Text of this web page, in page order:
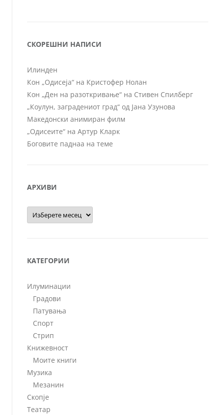
СКОРЕШНИ НАПИСИ
Илинден
Кон „Одисеја“ на Кристофер Нолан
Кон „Ден на разоткривање“ на Стивен Спилберг
„Коулун, заградениот град“ од Јана Узунова
Македонски анимиран филм
„Одисеите“ на Артур Кларк
Боговите паднаа на теме
АРХИВИ
Архиви
КАТЕГОРИИ
Илуминации
Градови
Патувања
Спорт
Стрип
Книжевност
Моите книги
Музика
Мезанин
Скопје
Театар